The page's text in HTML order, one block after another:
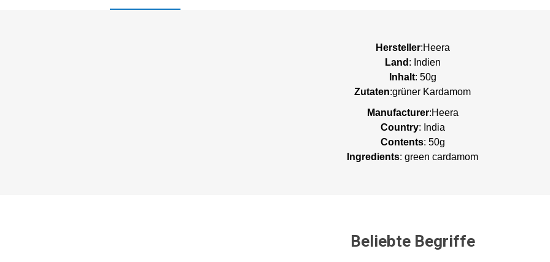
Hersteller:Heera
Land : Indien
Inhalt: 50g
Zutaten:grüner Kardamom
Manufacturer:Heera
Country: India
Contents: 50g
Ingredients: green cardamom
Beliebte Begriffe